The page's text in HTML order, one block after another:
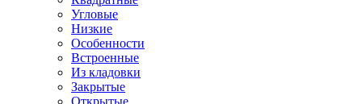
Угловые
Низкие
Особенности
Встроенные
Из кладовки
Закрытые
Открытые